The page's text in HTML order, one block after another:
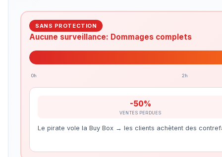
SANS PROTECTION
Aucune surveillance: Dommages complets
0h 2h
-50%
VENTES PERDUES
Le pirate vole la Buy Box → les clients achètent des